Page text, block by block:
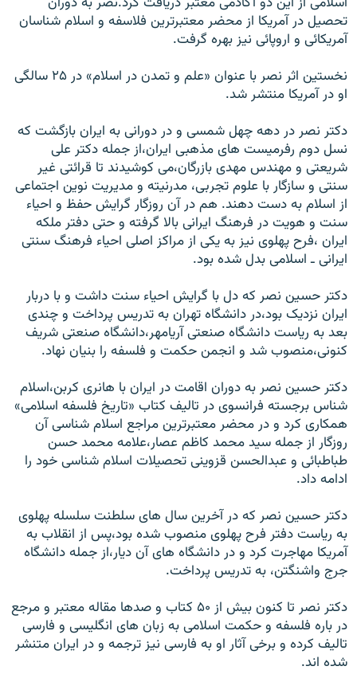
تحصيل در آمريکا از محضر معتبرترين فلاسفه و اسلام شناسان
آمريکائی و اروپائی نيز بهره گرفت.
نخستين اثر نصر با عنوان «علم و تمدن در اسلام» در ۲۵ سالگی
او در آمريکا منتشر شد.
دکتر نصر در دهه چهل شمسی و در دورانی به ايران بازگشت که
نسل دوم رفرميست های مذهبی ايران،از جمله دکتر علی
شريعتی و مهندس مهدی بازرگان،می کوشيدند تا قرائتی غير
سنتی و سازگار با علوم تجربی، مدرنيته و مديريت نوين اجتماعی
از اسلام به دست دهند. هم در آن روزگار گرايش حفظ و احياء
سنت و هويت در فرهنگ ايرانی بالا گرفته و حتی دفتر ملکه
ايران ،فرح پهلوی نيز به يکی از مراکز اصلی احياء فرهنگ سنتی
ايرانی ـ اسلامی بدل شده بود.
دکتر حسين نصر که دل با گرايش احياء سنت داشت و با دربار
ايران نزديک بود،در دانشگاه تهران به تدريس پرداخت و چندی
بعد به رياست دانشگاه صنعتی آريامهر،دانشگاه صنعتی شريف
کنونی،منصوب شد و انجمن حکمت و فلسفه را بنیان نهاد.
دکتر حسين نصر به دوران اقامت در ايران با هانری کربن،اسلام
شناس برجسته فرانسوی در تاليف کتاب «تاريخ فلسفه اسلامی»
همکاری کرد و در محضر معتبرترين مراجع اسلام شناسی آن
روزگار از جمله سيد محمد کاظم عصار،علامه محمد حسن
طباطبائی و عبدالحسن قزوينی تحصيلات اسلام شناسی خود را
ادامه داد.
دکتر حسين نصر که در آخرين سال های سلطنت سلسله پهلوی
به رياست دفتر فرح پهلوی منصوب شده بود،پس از انقلاب به
آمريکا مهاجرت کرد و در دانشگاه های آن ديار،از جمله دانشگاه
جرج واشنگتن، به تدريس پرداخت.
دکتر نصر تا کنون بيش از ۵۰ کتاب و صدها مقاله معتبر و مرجع
در باره فلسفه و حکمت اسلامی به زبان های انگليسی و فارسی
تاليف کرده و برخی آثار او به فارسی نيز ترجمه و در ايران متنشر
شده اند.